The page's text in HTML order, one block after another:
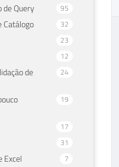
de Query 95
Catálogo 32
23
12
de
24
19
17
31
Excel 7